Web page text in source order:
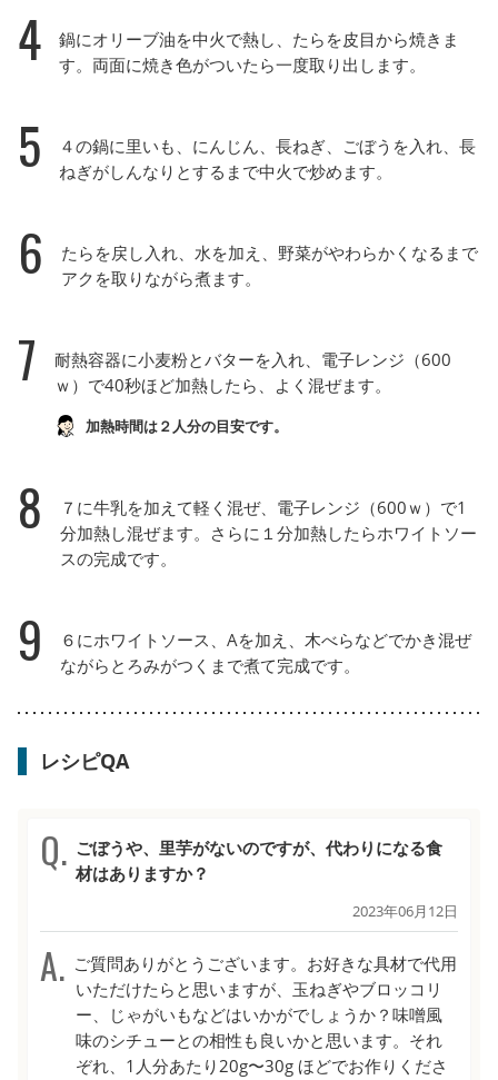
4
鍋にオリーブ油を中火で熱し、たらを皮目から焼きま
す。両面に焼き色がついたら一度取り出します。
5
４の鍋に里いも、にんじん、長ねぎ、ごぼうを入れ、長
ねぎがしんなりとするまで中火で炒めます。
6
たらを戻し入れ、水を加え、野菜がやわらかくなるまで
アクを取りながら煮ます。
7
耐熱容器に小麦粉とバターを入れ、電子レンジ（600
ｗ）で40秒ほど加熱したら、よく混ぜます。
加熱時間は２人分の目安です。
8
７に牛乳を加えて軽く混ぜ、電子レンジ（600ｗ）で1
分加熱し混ぜます。さらに１分加熱したらホワイトソー
スの完成です。
9
６にホワイトソース、Aを加え、木べらなどでかき混ぜ
ながらとろみがつくまで煮て完成です。
レシピQA
ごぼうや、里芋がないのですが、代わりになる食
材はありますか？
2023年06月12日
ご質問ありがとうございます。お好きな具材で代用
いただけたらと思いますが、玉ねぎやブロッコリ
ー、じゃがいもなどはいかがでしょうか？味噌風
味のシチューとの相性も良いかと思います。それ
ぞれ、1人分あたり20g〜30g ほどでお作りくださ